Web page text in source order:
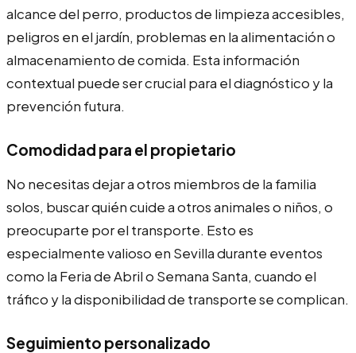
alcance del perro, productos de limpieza accesibles,
peligros en el jardín, problemas en la alimentación o
almacenamiento de comida. Esta información
contextual puede ser crucial para el diagnóstico y la
prevención futura.
Comodidad para el propietario
No necesitas dejar a otros miembros de la familia
solos, buscar quién cuide a otros animales o niños, o
preocuparte por el transporte. Esto es
especialmente valioso en Sevilla durante eventos
como la Feria de Abril o Semana Santa, cuando el
tráfico y la disponibilidad de transporte se complican.
Seguimiento personalizado